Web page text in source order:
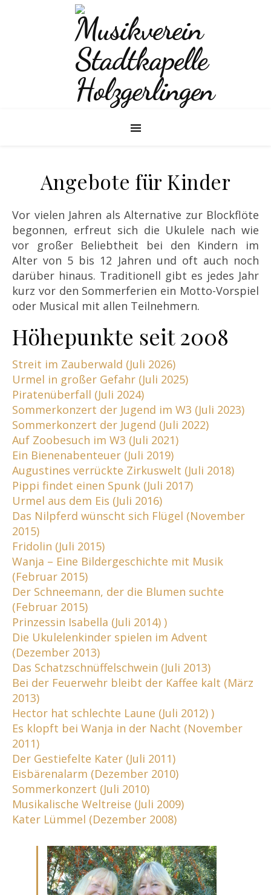
Angebote für Kinder
Vor vielen Jahren als Alternative zur Blockflöte
begonnen, erfreut sich die Ukulele nach wie
vor großer Beliebtheit bei den Kindern im
Alter von 5 bis 12 Jahren und oft auch noch
darüber hinaus. Traditionell gibt es jedes Jahr
kurz vor den Sommerferien ein Motto-Vorspiel
oder Musical mit allen Teilnehmern.
Höhepunkte seit 2008
Streit im Zauberwald (Juli 2026)
Urmel in großer Gefahr (Juli 2025)
Piratenüberfall (Juli 2024)
Sommerkonzert der Jugend im W3 (Juli 2023)
Sommerkonzert der Jugend (Juli 2022)
Auf Zoobesuch im W3 (Juli 2021)
Ein Bienenabenteuer (Juli 2019)
Augustines verrückte Zirkuswelt (Juli 2018)
Pippi findet einen Spunk (Juli 2017)
Urmel aus dem Eis (Juli 2016)
Das Nilpferd wünscht sich Flügel (November
2015)
Fridolin (Juli 2015)
Wanja – Eine Bildergeschichte mit Musik
(Februar 2015)
Der Schneemann, der die Blumen suchte
(Februar 2015)
Prinzessin Isabella (Juli 2014) )
Die Ukulelenkinder spielen im Advent
(Dezember 2013)
Das Schatzschnüffelschwein (Juli 2013)
Bei der Feuerwehr bleibt der Kaffee kalt (März
2013)
Hector hat schlechte Laune (Juli 2012) )
Es klopft bei Wanja in der Nacht (November
2011)
Der Gestiefelte Kater (Juli 2011)
Eisbärenalarm (Dezember 2010)
Sommerkonzert (Juli 2010)
Musikalische Weltreise (Juli 2009)
Kater Lümmel (Dezember 2008)